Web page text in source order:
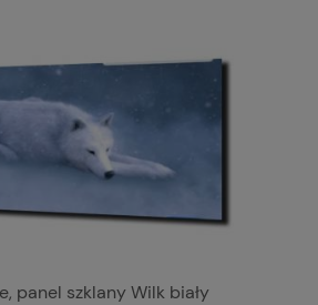
panel szklany Wilk biały